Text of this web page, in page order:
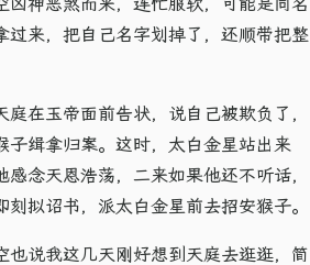
过来，把自己名字划掉了，还顺带把整
在玉帝面前告状，说自己被欺负了，
缉拿归案。这时，太白金星站出来
念天恩浩荡，二来如果他还不听话，
拟诏书，派太白金星前去招安猴子。
说我这几天刚好想到天庭去逛逛，简